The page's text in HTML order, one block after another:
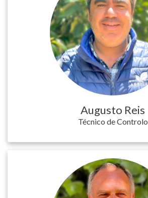
Augusto Reis
Técnico de Controlo